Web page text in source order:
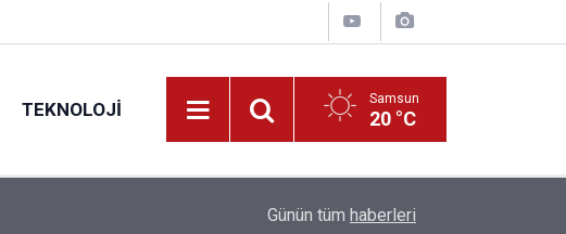
TEKNOLOJI Samsun
20 °C
Fahiş fiyatlar nedeniyle işletmelere 101 milyon
Günün tüm haberleri